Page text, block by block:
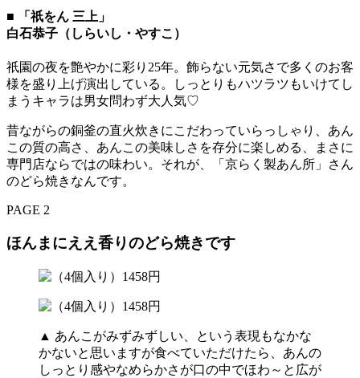
■ 「祇をん 三上」
白石恭子（しらいし・やすこ）
祇園の夜を艶やかに彩り25年。飾らない元気さで多くのお客
様を盛り上げ演出している。しっとりもハツラツもいけてし
まうキャラは男女問わず大人気♡
昔ながらの銅釜の直火炊きにこだわっていらっしゃり、あん
この質の高さ、あんこの美味しさを存分に楽しめる、まさに
専門店ならではの味わい。それが、「京らく製あん所」さん
のどら焼きなんです。
PAGE 2
ほんまにええ香りのどら焼きです
▲ あんこがみずみずしい、という表現もなかな
かないと思いますが食べていただけたら、あんの
しっとり感やなめらかさが口の中でほわ～と広が